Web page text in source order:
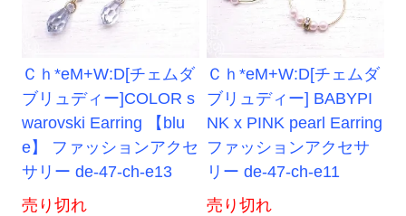
Ｃｈ*eM+W:D[チェムダ
ブリュディー]COLOR s
warovski Earring 【blu
e】 ファッションアクセ
サリー de-47-ch-e13
売り切れ
Ｃｈ*eM+W:D[チェムダ
ブリュディー] BABYPI
NK x PINK pearl Earring
ファッションアクセサ
リー de-47-ch-e11
売り切れ